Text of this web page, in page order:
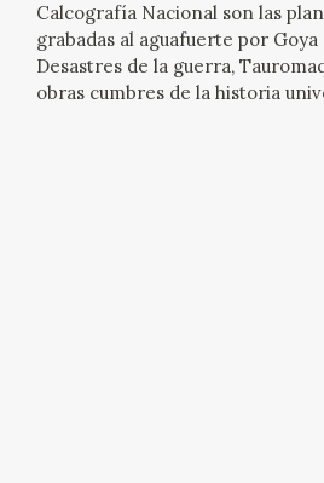
Calcografía Nacional son las
grabadas al aguafuerte por Goya
Desastres de la guerra,
obras cumbres de la historia